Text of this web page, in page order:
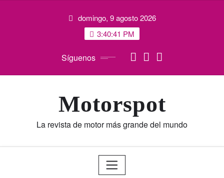
domingo, 9 agosto 2026
3:40:42 PM
Síguenos
Motorspot
La revista de motor más grande del mundo